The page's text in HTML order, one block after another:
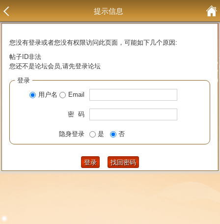
提示信息
您没有登录或者您没有权限访问此页面，可能如下几个原因:
帖子ID非法
您还不是论坛会员,请先登录论坛
登录
用户名
Email
密 码
隐身登录 是 否